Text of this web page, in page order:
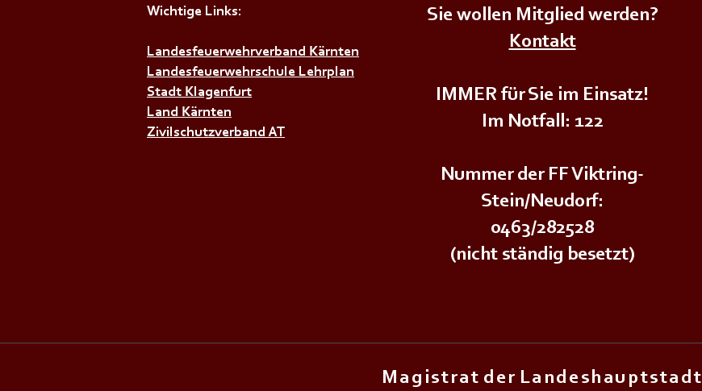
+++𝗦𝗜𝗥𝗘𝗡𝗘𝗡𝗔𝗟𝗔𝗥𝗠+++ +++𝗦𝗜𝗥𝗘𝗡𝗘𝗡𝗔𝗟𝗔𝗥𝗠+++
Wichtige Links:
Landesfeuerwehrverband Kärnten
Landesfeuerwehrschule Lehrplan
Stadt Klagenfurt
Land Kärnten
Zivilschutzverband AT
Sie wollen Mitglied werden?
Kontakt
IMMER für Sie im Einsatz!
Im Notfall: 122
Nummer der FF Viktring-
Stein/Neudorf:
0463/282528
(nicht ständig besetzt)
M a g i s t r a t d e r L a n d e s h a u p t s t a d t